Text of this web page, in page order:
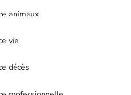
animaux
vie
décès